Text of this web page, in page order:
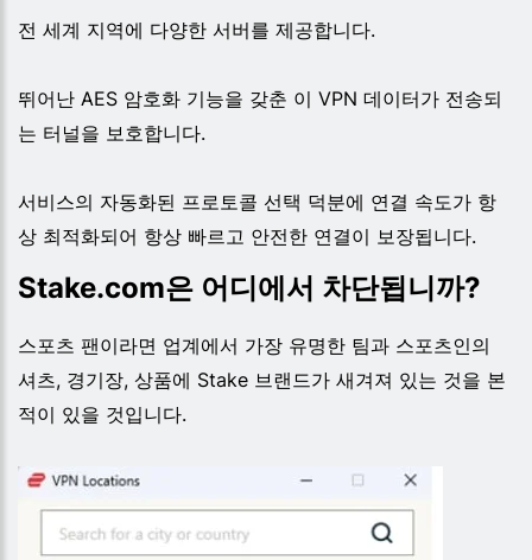
전 세계 지역에 다양한 서버를 제공합니다.
뛰어난 AES 암호화 기능을 갖춘 이 VPN 데이터가 전송되
는 터널을 보호합니다.
서비스의 자동화된 프로토콜 선택 덕분에 연결 속도가 항
상 최적화되어 항상 빠르고 안전한 연결이 보장됩니다.
Stake.com은 어디에서 차단됩니까?
스포츠 팬이라면 업계에서 가장 유명한 팀과 스포츠인의
셔츠, 경기장, 상품에 Stake 브랜드가 새겨져 있는 것을 본
적이 있을 것입니다.